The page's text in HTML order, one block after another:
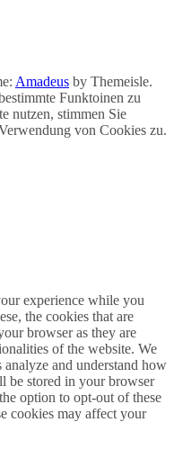
Amadeus by Themeisle.
Funktoinen zu
nutzen, stimmen Sie
von Cookies zu.
experience while you
the cookies that are
browser as they are
of the website. We
and understand how
be stored in your browser
option to opt-out of these
cookies may affect your